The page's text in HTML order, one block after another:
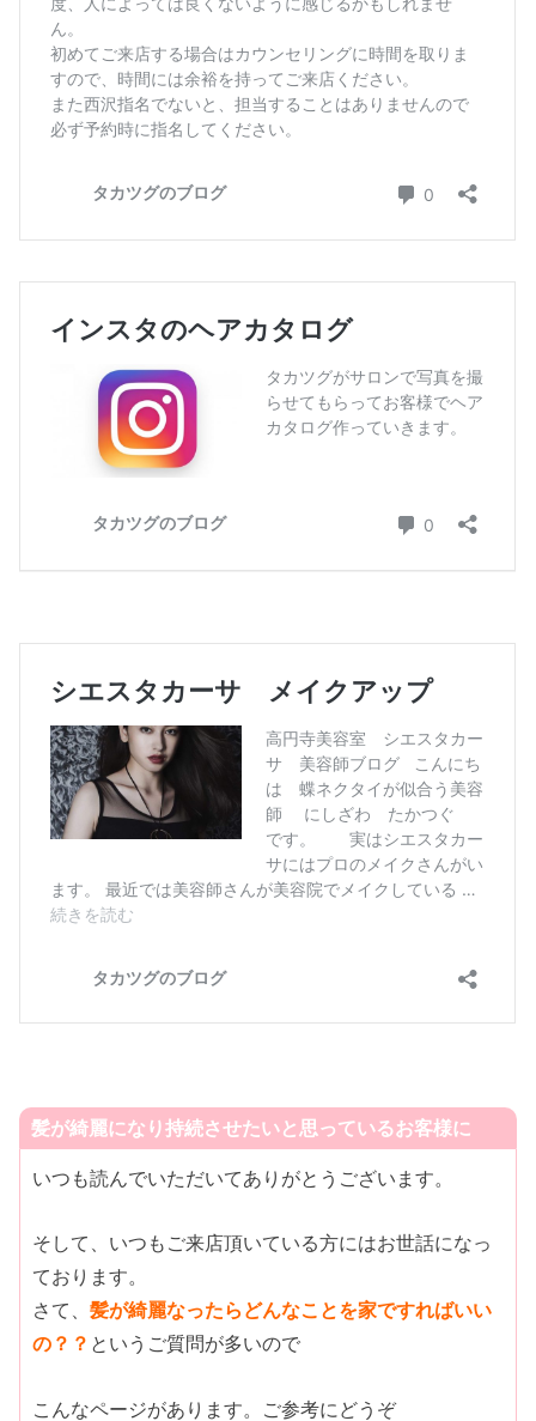
髪が綺麗になり持続させたいと思っているお客様に
いつも読んでいただいてありがとうございます。
そして、いつもご来店頂いている方にはお世話になっ
ております。
さて、髪が綺麗なったらどんなことを家ですればいい
の？？ というご質問が多いので
こんなページがあります。ご参考にどうぞ